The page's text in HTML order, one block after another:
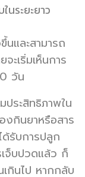
นระยะยาว
และสามารถ
ะเริ่มเห็นการ
วัน
ประสิทธิภาพใน
งกินยาหรือสาร
ด้รับการปลูก
เจ็บปวดแล้ว ก็
กินไป หากกลับ